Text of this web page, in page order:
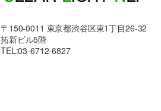
〒150-0011 東京都渋谷区東1丁目26-32
拓新ビル5階
TEL:03-6712-6827